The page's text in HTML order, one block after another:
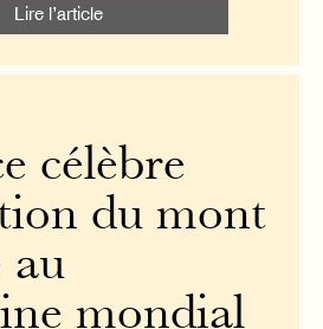
Lire l’article
célèbre
du mont
au
mondial